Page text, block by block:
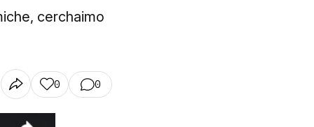
cerchaimo
0 0